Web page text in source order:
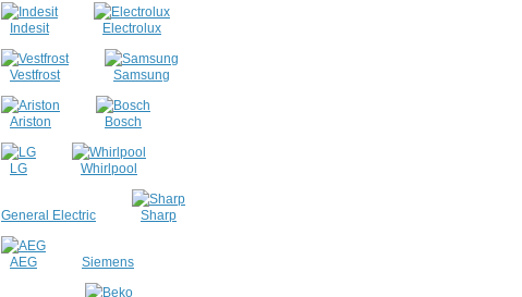
Indesit Electrolux
Vestfrost Samsung
Ariston Bosch
LG Whirlpool
General Electric Sharp
AEG Siemens